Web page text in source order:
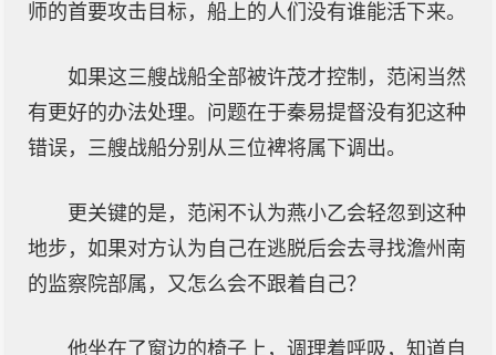
师的首要攻击目标，船上的人们没有谁能活下来。
如果这三艘战船全部被许茂才控制，范闲当然
有更好的办法处理。问题在于秦易提督没有犯这种
错误，三艘战船分别从三位裨将属下调出。
更关键的是，范闲不认为燕小乙会轻忽到这种
地步，如果对方认为自己在逃脱后会去寻找澹州南
的监察院部属，又怎么会不跟着自己？
他坐在了窗边的椅子上，调理着呼吸，知道自